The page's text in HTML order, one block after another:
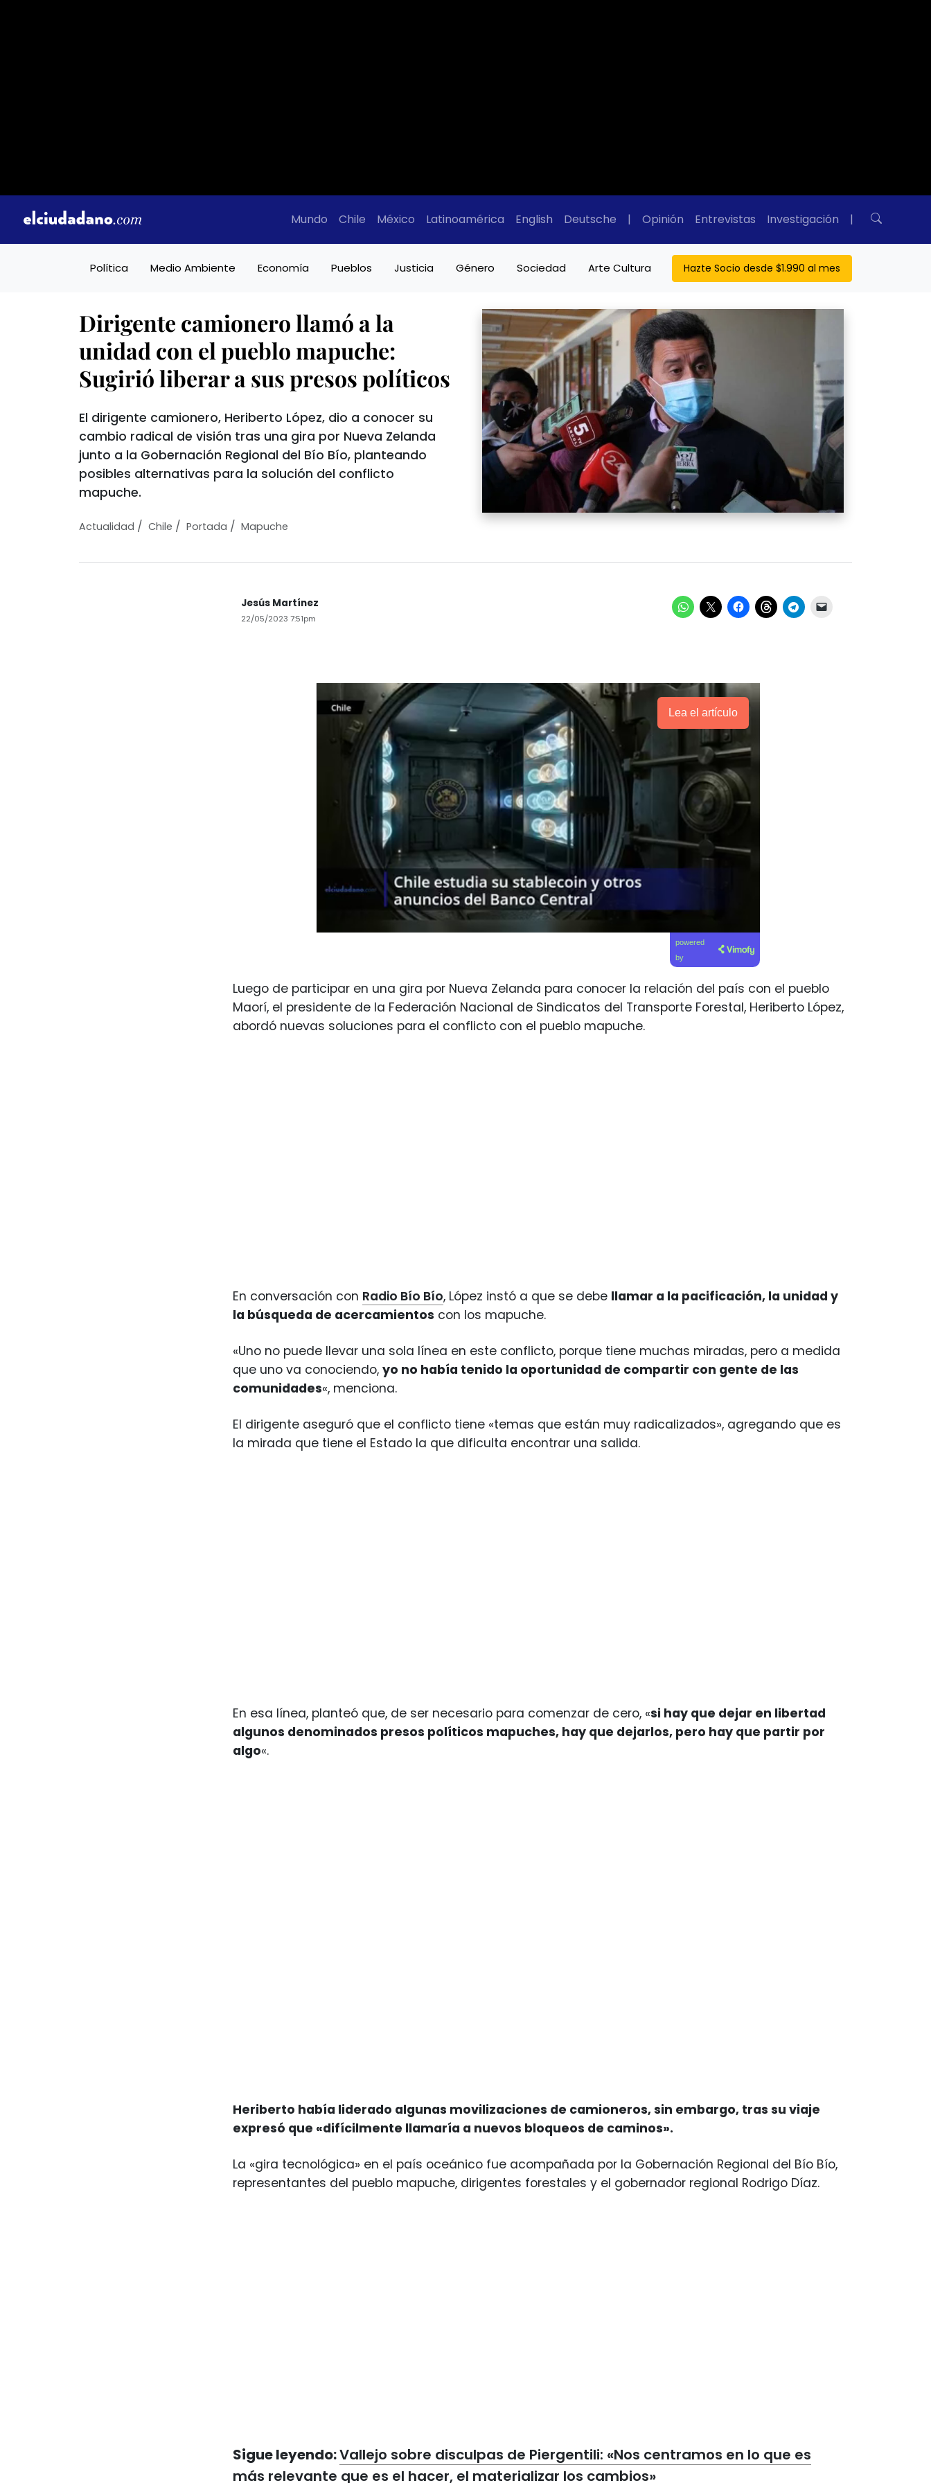
Mundo Chile México Latinoamérica English Deutsche | Opinión Entrevistas Investigación |
Política Medio Ambiente Economía Pueblos Justicia Género Sociedad Arte Cultura Hazte Socio desde $1.990 al mes
Dirigente camionero llamó a la
unidad con el pueblo mapuche:
Sugirió liberar a sus presos políticos
El dirigente camionero, Heriberto López, dio a conocer su
cambio radical de visión tras una gira por Nueva Zelanda
junto a la Gobernación Regional del Bío Bío, planteando
posibles alternativas para la solución del conflicto
mapuche.
Actualidad / Chile / Portada / Mapuche
Jesús Martínez
22/05/2023 7:51pm
Lea el artículo
powered
by
Luego de participar en una gira por Nueva Zelanda para conocer la relación del país con el pueblo
Maorí, el presidente de la Federación Nacional de Sindicatos del Transporte Forestal, Heriberto López,
abordó nuevas soluciones para el conflicto con el pueblo mapuche.
En conversación con Radio Bío Bío, López instó a que se debe llamar a la pacificación, la unidad y
la búsqueda de acercamientos con los mapuche.
«Uno no puede llevar una sola línea en este conflicto, porque tiene muchas miradas, pero a medida
que uno va conociendo, yo no había tenido la oportunidad de compartir con gente de las
comunidades«, menciona.
El dirigente aseguró que el conflicto tiene «temas que están muy radicalizados», agregando que es
la mirada que tiene el Estado la que dificulta encontrar una salida.
En esa línea, planteó que, de ser necesario para comenzar de cero, «si hay que dejar en libertad
algunos denominados presos políticos mapuches, hay que dejarlos, pero hay que partir por
algo«.
Heriberto había liderado algunas movilizaciones de camioneros, sin embargo, tras su viaje
expresó que «difícilmente llamaría a nuevos bloqueos de caminos».
La «gira tecnológica» en el país oceánico fue acompañada por la Gobernación Regional del Bío Bío,
representantes del pueblo mapuche, dirigentes forestales y el gobernador regional Rodrigo Díaz.
Sigue leyendo:Vallejo sobre disculpas de Piergentili: «Nos centramos en lo que es
más relevante que es el hacer, el materializar los cambios»